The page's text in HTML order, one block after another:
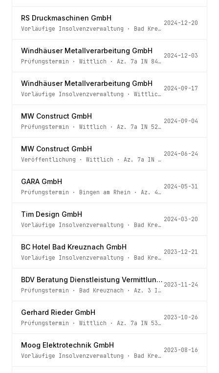
RS Druckmaschinen GmbH
Vorläufige Insolvenzverwaltung · Bad Kreuznach
2024-12-20
Windhäuser Metallverarbeitung GmbH
Prüfungstermin · Wittlich · Az. 7a IN 84/24
2024-12-03
Windhäuser Metallverarbeitung GmbH
Vorläufige Insolvenzverwaltung · Wittlich
2024-09-17
MW Construct GmbH
Prüfungstermin · Wittlich · Az. 7a IN 52/24
2024-09-04
MW Construct GmbH
Veröffentlichung · Wittlich · Az. 7a IN 52/24
2024-06-24
GARA GmbH
Prüfungstermin · Bingen am Rhein · Az. 4 IN 5/24
2024-05-31
Tim Design GmbH
Vorläufige Insolvenzverwaltung · Bad Kreuznach
2024-03-20
BC Hotel Bad Kreuznach GmbH
Vorläufige Insolvenzverwaltung · Bad Kreuznach
2023-12-21
BDV Beratung Dienstleistung Vermittlung GmbH
Prüfungstermin · Bad Kreuznach · Az. 3 IN 120/23
2023-11-24
Gerhard Rieder GmbH
Prüfungstermin · Wittlich · Az. 7a IN 53/19
2023-10-26
Moog Elektrotechnik GmbH
Vorläufige Insolvenzverwaltung · Bad Kreuznach
2023-08-16